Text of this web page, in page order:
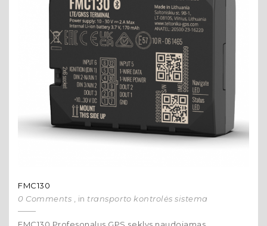
FMC130
0 Comments
, in transporto kontrolės sistema